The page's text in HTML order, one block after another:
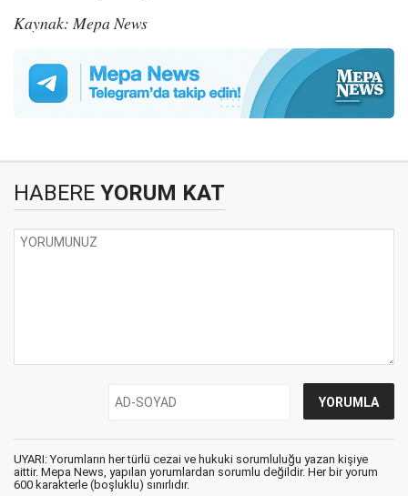
Kaynak: Mepa News
HABERE YORUM KAT
UYARI: Yorumların her türlü cezai ve hukuki sorumluluğu yazan kişiye
aittir. Mepa News, yapılan yorumlardan sorumlu değildir. Her bir yorum
600 karakterle (boşluklu) sınırlıdır.